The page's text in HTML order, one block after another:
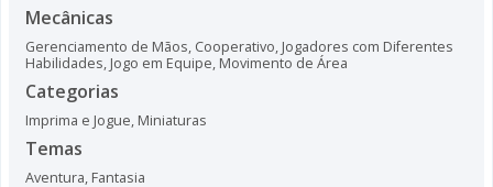
Mecânicas
Gerenciamento de Mãos, Cooperativo, Jogadores com Diferentes
Habilidades, Jogo em Equipe, Movimento de Área
Categorias
Imprima e Jogue, Miniaturas
Temas
Aventura, Fantasia